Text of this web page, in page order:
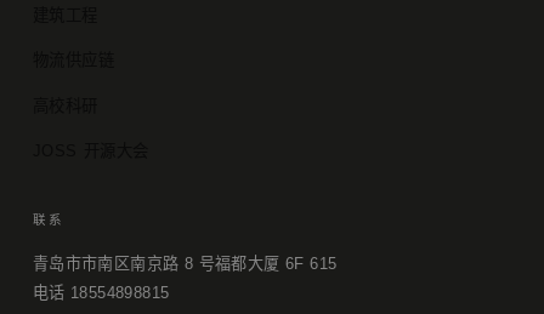
联系
青岛市市南区南京路 8 号福都大厦 6F 615
电话 18554898815